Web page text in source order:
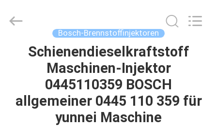
HAUS
PRODUKTE
ÜBER
Parts
Co.,LTD.
Bosch-Brennstoffinjektoren
Schienendieselkraftstoff
Maschinen-Injektor
0445110359 BOSCH
allgemeiner 0445 110 359 für
yunnei Maschine